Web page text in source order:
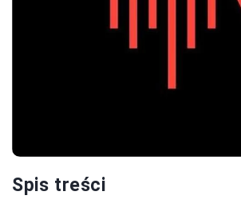
Spis treści